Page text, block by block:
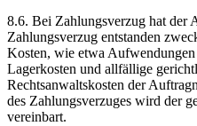
8.6. Bei Zahlungsverzug hat der
Zahlungsverzug entstanden
Kosten, wie etwa
Lagerkosten und allfällige
Rechtsanwaltskosten der
des Zahlungsverzuges wird der
vereinbart.